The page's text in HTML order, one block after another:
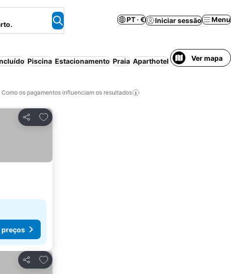
PT · € Iniciar sessão Menu
Piscina Estacionamento Praia Aparthotel Casa/Ver mapa
Como os pagamentos influenciam os resultados
Partilhar
Adicionar aos favoritos
preços
Partilhar
Adicionar aos favoritos